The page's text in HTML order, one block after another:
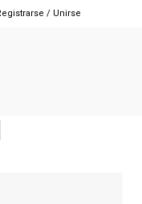
/ Unirse